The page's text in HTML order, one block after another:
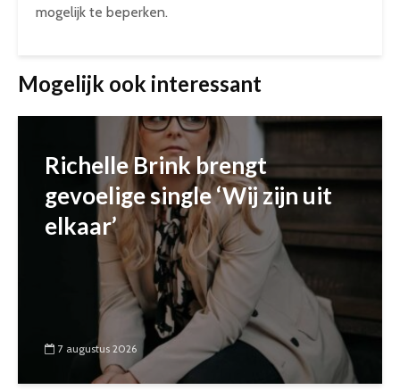
mogelijk te beperken.
Mogelijk ook interessant
Richelle Brink brengt
gevoelige single ‘Wij zijn uit
elkaar’
7 augustus 2026